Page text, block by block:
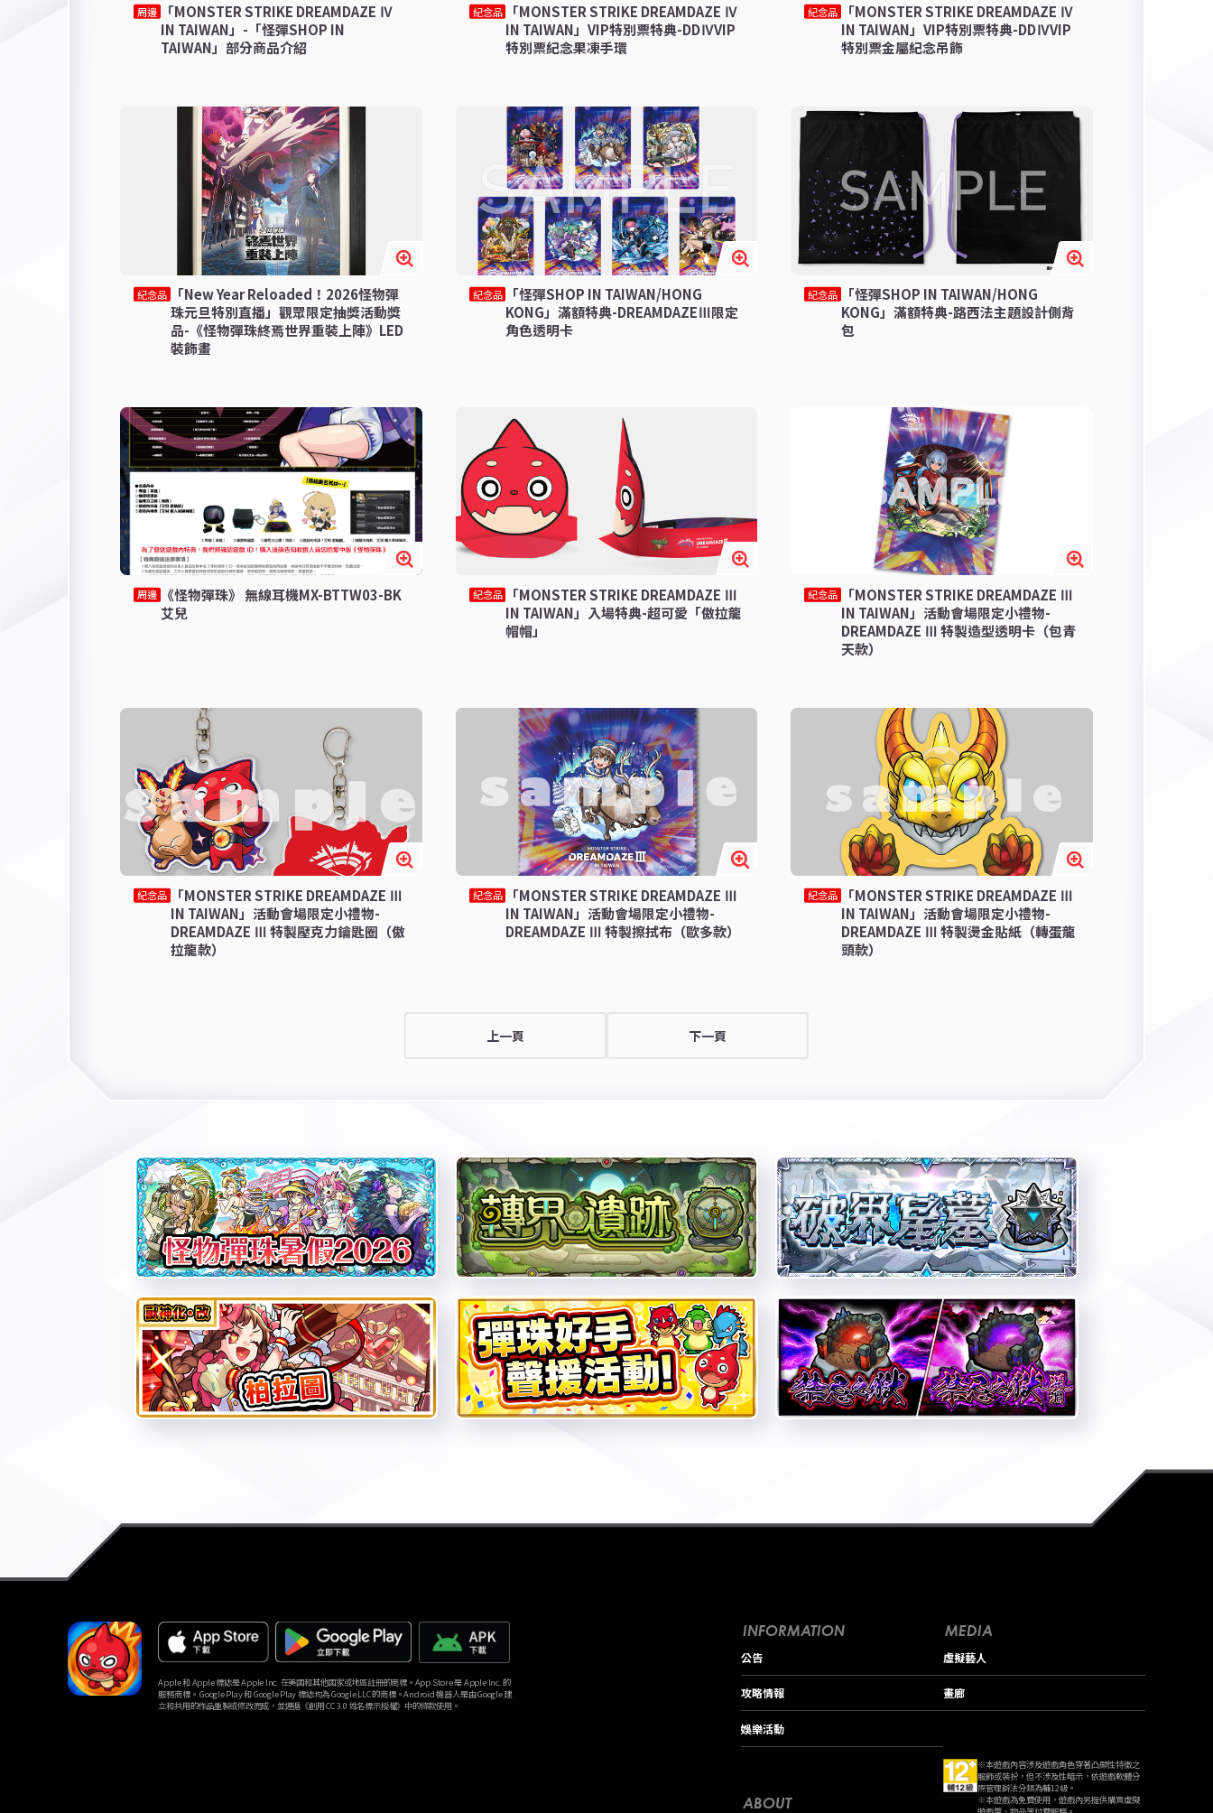
周邊 「MONSTER STRIKE DREAMDAZE Ⅳ
IN TAIWAN」-「怪彈SHOP IN
TAIWAN」部分商品介紹
紀念品
「MONSTER STRIKE DREAMDAZE Ⅳ
IN TAIWAN」VIP特別票特典-DDⅣVIP
特別票紀念果凍手環
紀念品 「MONSTER STRIKE DREAMDAZE Ⅳ
IN TAIWAN」VIP特別票特典-DDⅣVIP
特別票金屬紀念吊飾
紀念品 「New Year Reloaded！2026怪物彈
珠元旦特別直播」觀眾限定抽獎活動獎
品-《怪物彈珠終焉世界重裝上陣》LED
裝飾畫
紀念品
「怪彈SHOP IN TAIWAN/HONG
KONG」滿額特典-DREAMDAZEⅢ限定
角色透明卡
紀念品 「怪彈SHOP IN TAIWAN/HONG
KONG」滿額特典-路西法主題設計側背
包
周邊 《怪物彈珠》 無線耳機MX-BTTW03-BK
艾兒
紀念品
「MONSTER STRIKE DREAMDAZE Ⅲ
IN TAIWAN」入場特典-超可愛「傲拉龍
帽帽」
紀念品 「MONSTER STRIKE DREAMDAZE Ⅲ
IN TAIWAN」活動會場限定小禮物-
DREAMDAZE Ⅲ 特製造型透明卡（包青
天款）
紀念品 「MONSTER STRIKE DREAMDAZE Ⅲ
IN TAIWAN」活動會場限定小禮物-
DREAMDAZE Ⅲ 特製壓克力鑰匙圈（傲
拉龍款）
紀念品
「MONSTER STRIKE DREAMDAZE Ⅲ
IN TAIWAN」活動會場限定小禮物-
DREAMDAZE Ⅲ 特製擦拭布（歐多款）
紀念品 「MONSTER STRIKE DREAMDAZE Ⅲ
IN TAIWAN」活動會場限定小禮物-
DREAMDAZE Ⅲ 特製燙金貼紙（轉蛋龍
頭款）
上一頁 下一頁
Apple 和 Apple 標誌是 Apple Inc. 在美國和其他國家或地區註冊的商標。App Store 是 Apple Inc. 的
服務商標。 Google Play 和 Google Play 標誌均為 Google LLC 的商標。Android 機器人是由 Google 建
立和共用的作品重製或修改而成，並遵循《創用 CC 3.0 姓名標示授權》中的條款使用。
INFORMATION
公告
攻略情報
娛樂活動
ABOUT
MEDIA
虛擬藝人
畫廊
※本遊戲內容涉及遊戲角色穿著凸顯性特徵之
服飾或裝扮，但不涉及性暗示，依遊戲軟體分
際管理辦法分類為輔12級。
※本遊戲為免費使用，遊戲內另提供購買虛擬